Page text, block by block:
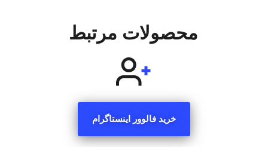
محصولات مرتبط
خرید فالوور اینستاگرام